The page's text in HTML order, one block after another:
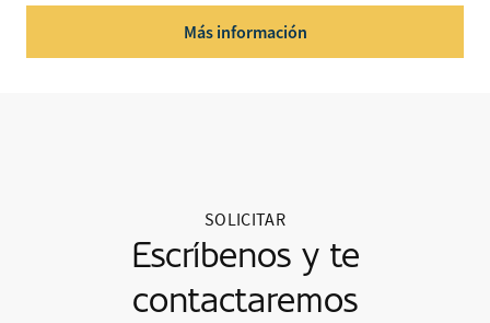
Más información
SOLICITAR
Escríbenos y te
contactaremos